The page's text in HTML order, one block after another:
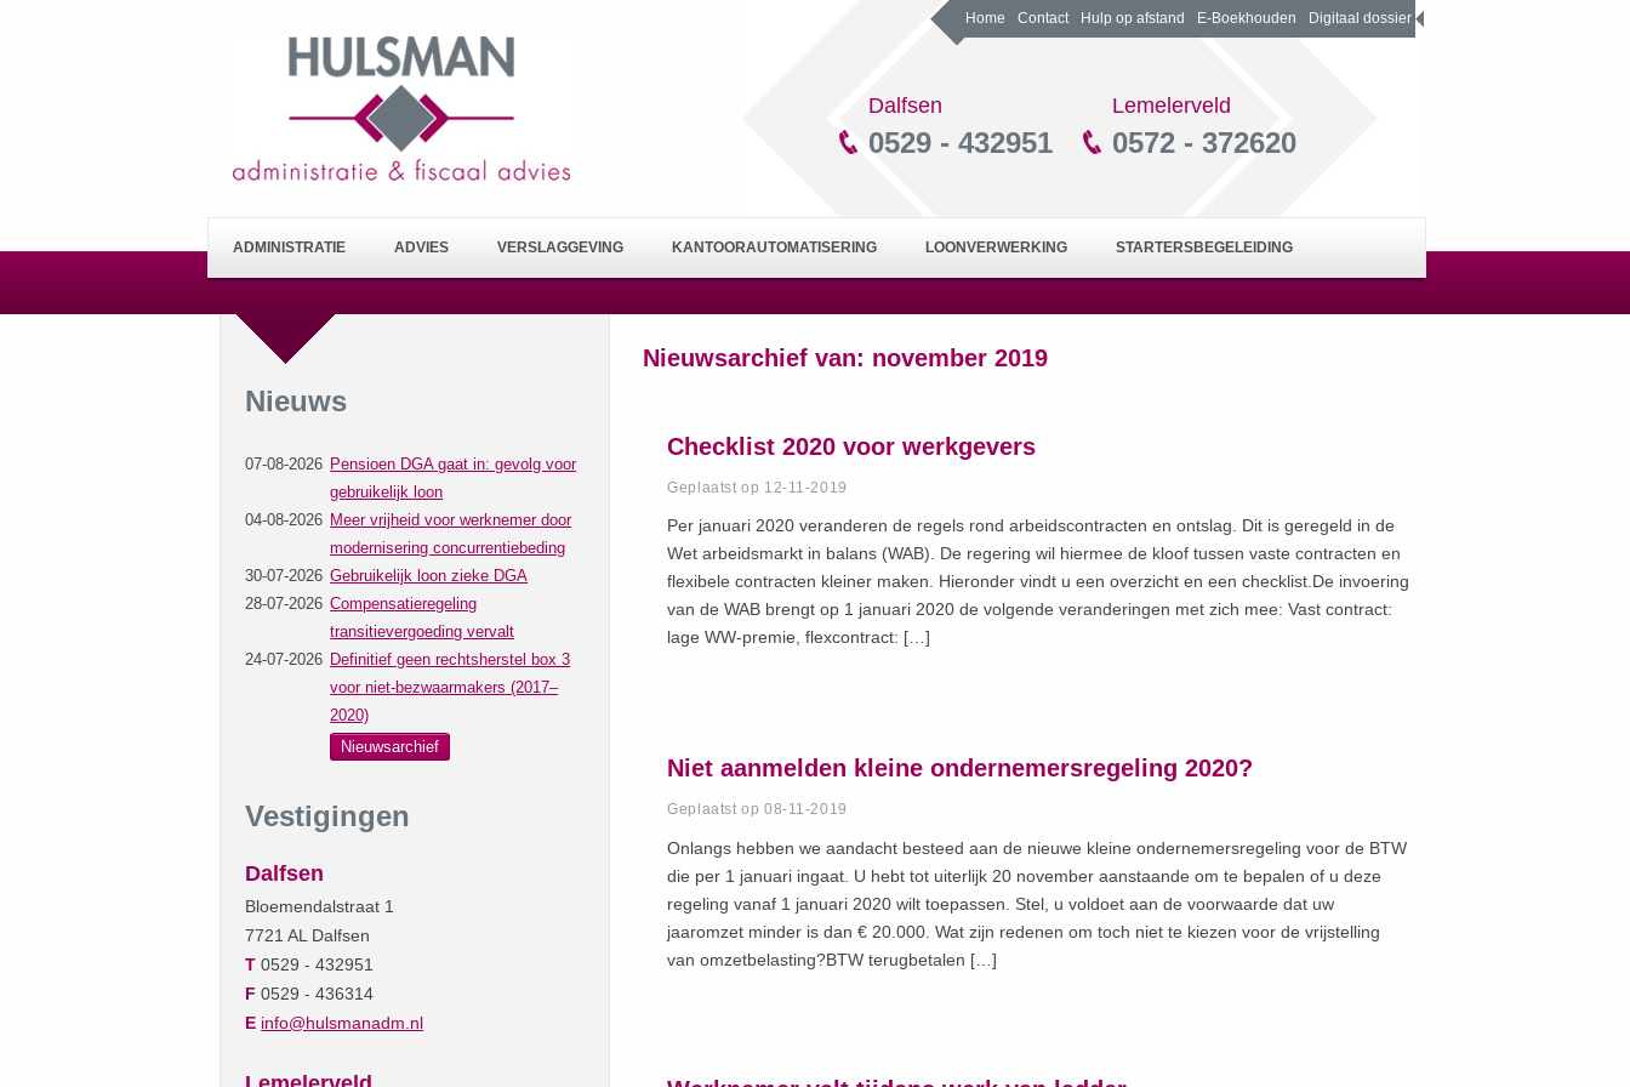
Home Contact Hulp op afstand E-Boekhouden Digitaal dossier
Dalfsen
0529 - 432951
Lemelerveld
0572 - 372620
ADMINISTRATIE ADVIES VERSLAGGEVING KANTOORAUTOMATISERING LOONVERWERKING STARTERSBEGELEIDING
Nieuws
07-08-2026 Pensioen DGA gaat in: gevolg voor
gebruikelijk loon
04-08-2026 Meer vrijheid voor werknemer door
modernisering concurrentiebeding
30-07-2026 Gebruikelijk loon zieke DGA
28-07-2026 Compensatieregeling
transitievergoeding vervalt
24-07-2026 Definitief geen rechtsherstel box 3
voor niet-bezwaarmakers (2017–
2020)
Nieuwsarchief
Vestigingen
Dalfsen
Bloemendalstraat 1
7721 AL Dalfsen
T 0529 - 432951
F 0529 - 436314
E info@hulsmanadm.nl
Nieuwsarchief van: november 2019
Checklist 2020 voor werkgevers
Geplaatst op 12-11-2019
Per januari 2020 veranderen de regels rond arbeidscontracten en ontslag. Dit is geregeld in de
Wet arbeidsmarkt in balans (WAB). De regering wil hiermee de kloof tussen vaste contracten en
flexibele contracten kleiner maken. Hieronder vindt u een overzicht en een checklist.De invoering
van de WAB brengt op 1 januari 2020 de volgende veranderingen met zich mee: Vast contract:
lage WW-premie, flexcontract: […]
Niet aanmelden kleine ondernemersregeling 2020?
Geplaatst op 08-11-2019
Onlangs hebben we aandacht besteed aan de nieuwe kleine ondernemersregeling voor de BTW
die per 1 januari ingaat. U hebt tot uiterlijk 20 november aanstaande om te bepalen of u deze
regeling vanaf 1 januari 2020 wilt toepassen. Stel, u voldoet aan de voorwaarde dat uw
jaaromzet minder is dan € 20.000. Wat zijn redenen om toch niet te kiezen voor de vrijstelling
van omzetbelasting?BTW terugbetalen […]